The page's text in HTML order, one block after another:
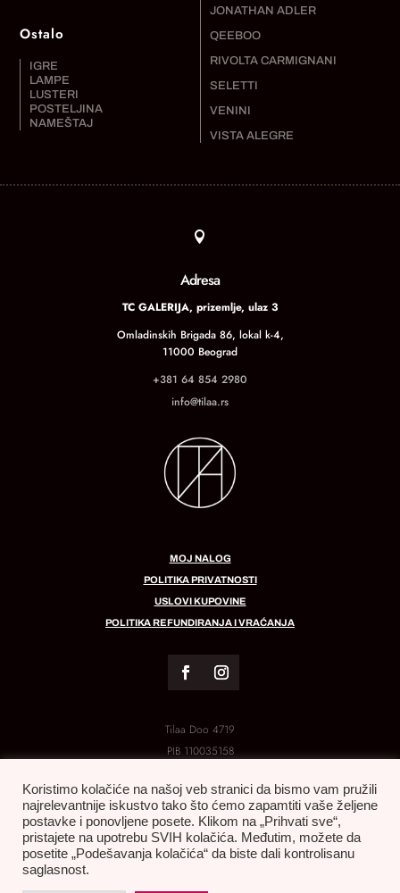
Ostalo
IGRE
LAMPE
LUSTERI
POSTELJINA
NAMEŠTAJ
JONATHAN ADLER
QEEBOO
RIVOLTA CARMIGNANI
SELETTI
VENINI
VISTA ALEGRE

Adresa
TC GALERIJA, prizemlje, ulaz 3
Omladinskih Brigada 86, lokal k-4,
11000 Beograd
+381 64 854 2980
info@tilaa.rs
MOJ NALOG
POLITIKA PRIVATNOSTI
USLOVI KUPOVINE
POLITIKA REFUNDIRANJA I VRAĆANJA
Tilaa Doo 4719
PIB 110035158
Koristimo kolačiće na našoj veb stranici da bismo vam pružili
najrelevantnije iskustvo tako što ćemo zapamtiti vaše željene
postavke i ponovljene posete. Klikom na „Prihvati sve“,
pristajete na upotrebu SVIH kolačića. Međutim, možete da
posetite „Podešavanja kolačića“ da biste dali kontrolisanu
saglasnost.